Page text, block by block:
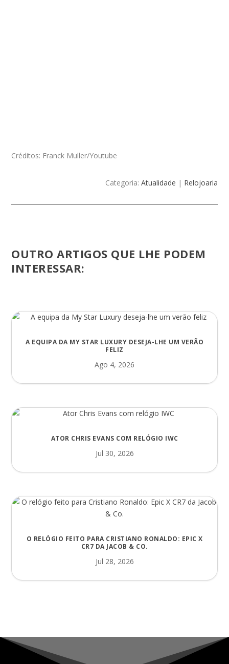
Créditos: Franck Muller/Youtube
Categoria: Atualidade | Relojoaria
OUTRO ARTIGOS QUE LHE PODEM
INTERESSAR:
A EQUIPA DA MY STAR LUXURY DESEJA-LHE UM VERÃO
FELIZ
Ago 4, 2026
ATOR CHRIS EVANS COM RELÓGIO IWC
Jul 30, 2026
O RELÓGIO FEITO PARA CRISTIANO RONALDO: EPIC X
CR7 DA JACOB & CO.
Jul 28, 2026